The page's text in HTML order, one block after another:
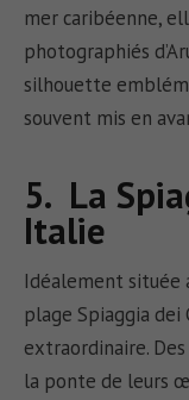
mer caribéenne,
photographiés
silhouette
souvent mis en
5. La
Italie
Idéalement située
plage Spiaggia dei
extraordinaire.
la ponte de leurs